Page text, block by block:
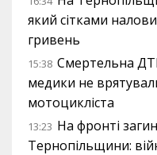
який сітками
гривень
15:38 Смертельна
медики не
мотоцикліста
13:23 На фронті
Тернопільщини: